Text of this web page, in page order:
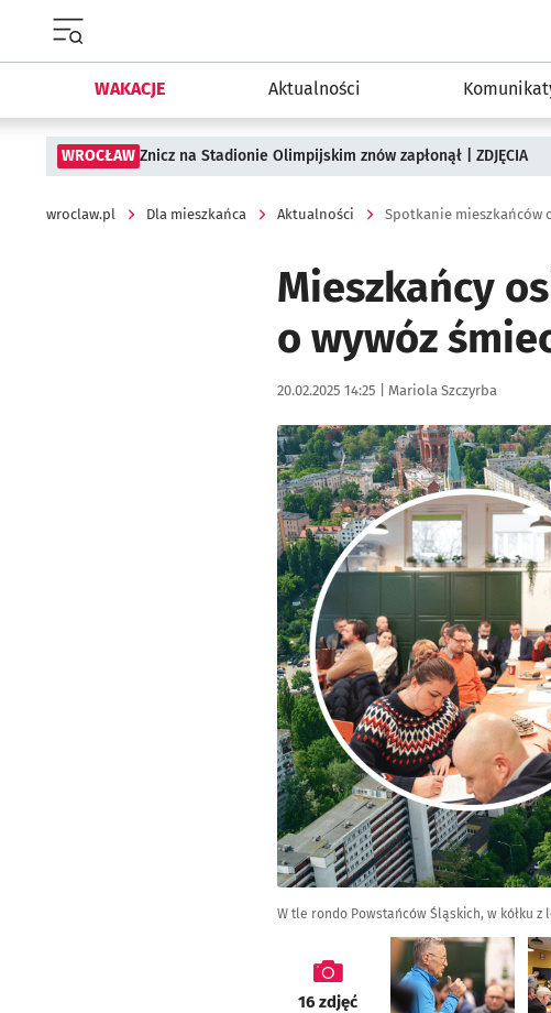
WAKACJE Aktualności
WROCŁAW Znicz na Stadionie Olimpijskim znów zapłonął | ZDJĘCIA
wroclaw.pl Dla mieszkańca Aktualności Spotkanie mieszkańców
Mieszkańcy
o wywóz
Data publikacji:
20.02.2025 14:25 | Autor:
Mariola Szczyrba
Kliknij, aby zobaczyć galerię
W tle rondo Powstańców Śląskich, w kółku
galeria
16zdjęć